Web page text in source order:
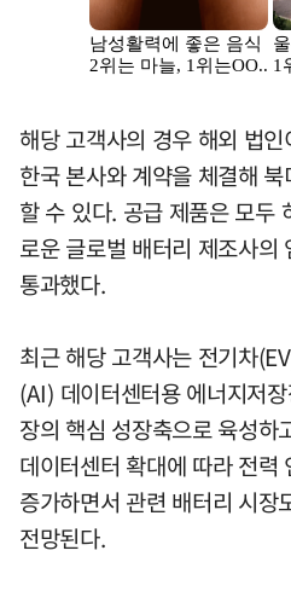
해당 고객사의 경우 해외 법
한국 본사와 계약을 체결해
할 수 있다. 공급 제품은 모두
로운 글로벌 배터리 제조사
통과했다.
최근 해당 고객사는 전기차
(AI) 데이터센터용 에너지저
장의 핵심 성장축으로 육성
데이터센터 확대에 따라 전력
증가하면서 관련 배터리 시장
전망된다.